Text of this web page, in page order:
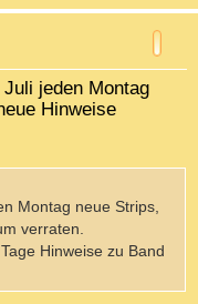
a
jeden Montag
Hinweise
Montag neue Strips,
verraten.
Hinweise zu Band